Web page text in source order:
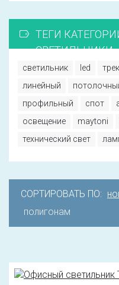
ТЕГИ
СВЕТИЛЬНИКИ
светильник led трек
линейный
профильный
спот
освещение
maytoni
технический свет
СОРТИРОВАТЬ ПО:
полигонам